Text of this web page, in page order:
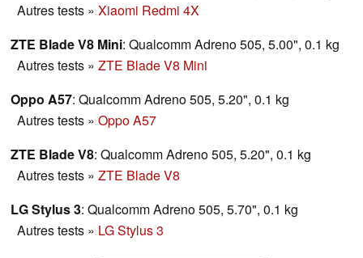
Autres tests » Xiaomi Redmi 4X
ZTE Blade V8 Mini: Qualcomm Adreno 505, 5.00", 0.1 kg
Autres tests » ZTE Blade V8 Mini
Oppo A57: Qualcomm Adreno 505, 5.20", 0.1 kg
Autres tests » Oppo A57
ZTE Blade V8: Qualcomm Adreno 505, 5.20", 0.1 kg
Autres tests » ZTE Blade V8
LG Stylus 3: Qualcomm Adreno 505, 5.70", 0.1 kg
Autres tests » LG Stylus 3